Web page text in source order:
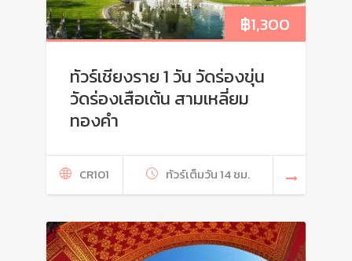
฿1,300
ทัวร์เชียงราย 1 วัน วัดร่องขุ่น
วัดร่องเสือเต้น สามเหลี่ยม
ทองคำ
CR101 ทัวร์เต็มวัน 14 ชม.